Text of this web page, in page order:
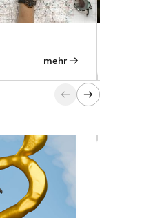
mehr